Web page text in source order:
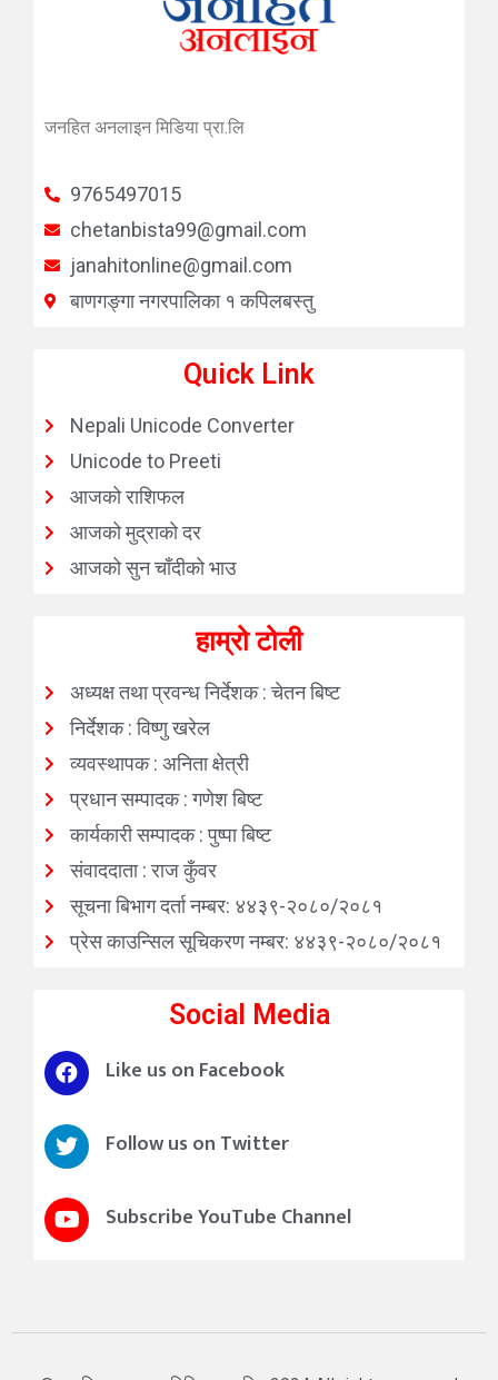
जनहित अनलाइन मिडिया प्रा.लि
9765497015
chetanbista99@gmail.com
janahitonline@gmail.com
बाणगङ्गा नगरपालिका १ कपिलबस्तु
Quick Link
Nepali Unicode Converter
Unicode to Preeti
आजको राशिफल
आजको मुद्राको दर
आजको सुन चाँदीको भाउ
हाम्रो टोली
अध्यक्ष तथा प्रवन्ध निर्देशक : चेतन बिष्ट
निर्देशक : विष्णु खरेल
व्यवस्थापक : अनिता क्षेत्री
प्रधान सम्पादक : गणेश बिष्ट
कार्यकारी सम्पादक : पुष्पा बिष्ट
संवाददाता : राज कुँवर
सूचना बिभाग दर्ता नम्बर: ४४३९-२०८०/२०८१
प्रेस काउन्सिल सूचिकरण नम्बर: ४४३९-२०८०/२०८१
Social Media
Like us on Facebook
Follow us on Twitter
Subscribe YouTube Channel